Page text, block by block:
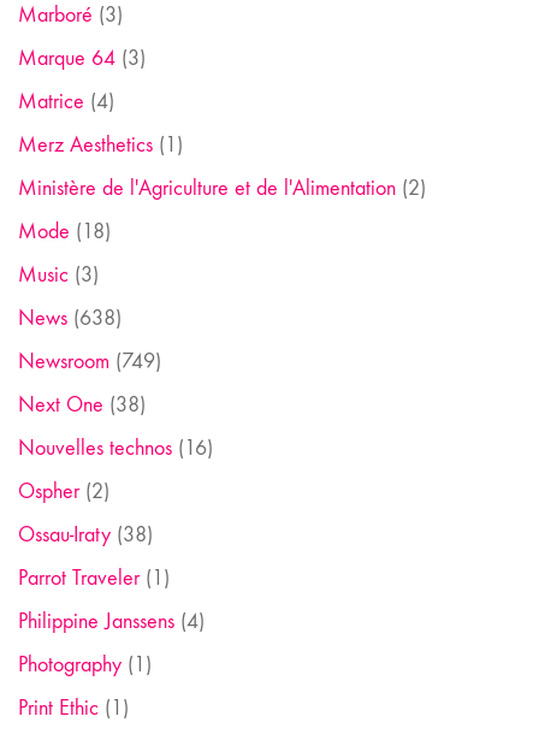
Marboré (3)
Marque 64 (3)
Matrice (4)
Merz Aesthetics (1)
Ministère de l'Agriculture et de l'Alimentation (2)
Mode (18)
Music (3)
News (638)
Newsroom (749)
Next One (38)
Nouvelles technos (16)
Ospher(2)
Ossau-Iraty (38)
Parrot Traveler(1)
Philippine Janssens (4)
Photography (1)
Print Ethic (1)